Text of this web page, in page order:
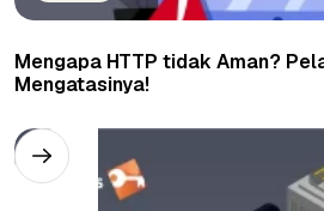
Mengapa HTTP tidak Aman?
Mengatasinya!